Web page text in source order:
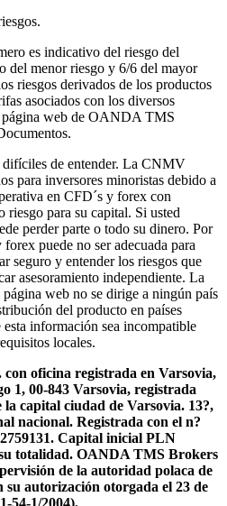
es indicativo del riesgo del
del menor riesgo y 6/6 del mayor
riesgos derivados de los productos
asociados con los diversos
página web de OANDA TMS
de entender. La CNMV
para inversores minoristas debido a
en CFD´s y forex con
riesgo para su capital. Si usted
perder parte o todo su dinero. Por
puede no ser adecuada para
seguro y entender los riesgos que
asesoramiento independiente. La
web no se dirige a ningún país
del producto en países
información sea incompatible
locales.
oficina registrada en Varsovia,
1, 00-843 Varsovia, registrada
capital ciudad de Varsovia. 13?,
nacional. Registrada con el n?
Capital inicial PLN
su totalidad. OANDA TMS Brokers
de la autoridad polaca de
su autorización otorgada el 23 de